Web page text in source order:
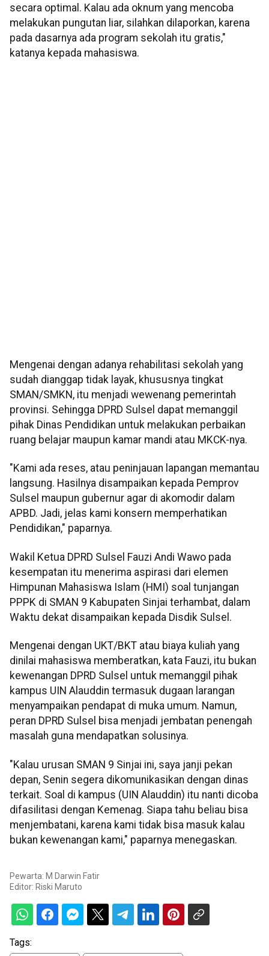
secara optimal. Kalau ada oknum yang mencoba
melakukan pungutan liar, silahkan dilaporkan, karena
pada dasarnya ada program sekolah itu gratis,"
katanya kepada mahasiswa.
Mengenai dengan adanya rehabilitasi sekolah yang
sudah dianggap tidak layak, khususnya tingkat
SMAN/SMKN, itu menjadi wewenang pemerintah
provinsi. Sehingga DPRD Sulsel dapat memanggil
pihak Dinas Pendidikan untuk melakukan perbaikan
ruang belajar maupun kamar mandi atau MKCK-nya.
"Kami ada reses, atau peninjauan lapangan memantau
langsung. Hasilnya disampaikan kepada Pemprov
Sulsel maupun gubernur agar di akomodir dalam
APBD. Jadi, jelas kami konsern memperhatikan
Pendidikan," paparnya.
Wakil Ketua DPRD Sulsel Fauzi Andi Wawo pada
kesempatan itu menerima aspirasi dari elemen
Himpunan Mahasiswa Islam (HMI) soal tunjangan
PPPK di SMAN 9 Kabupaten Sinjai terhambat, dalam
Waktu dekat disampaikan kepada Disdik Sulsel.
Mengenai dengan UKT/BKT atau biaya kuliah yang
dinilai mahasiswa memberatkan, kata Fauzi, itu bukan
kewenangan DPRD Sulsel untuk memanggil pihak
kampus UIN Alauddin termasuk dugaan larangan
menyampaikan pendapat di muka umum. Namun,
peran DPRD Sulsel bisa menjadi jembatan penengah
masalah guna mendapatkan solusinya.
"Kalau urusan SMAN 9 Sinjai ini, saya janji pekan
depan, Senin segera dikomunikasikan dengan dinas
terkait. Soal di kampus (UIN Alauddin) itu nanti dicoba
difasilitasi dengan Kemenag. Siapa tahu beliau bisa
menjembatani, karena kami tidak bisa masuk kalau
bukan kewenangan kami," paparnya menegaskan.
Pewarta: M Darwin Fatir
Editor: Riski Maruto
Tags: